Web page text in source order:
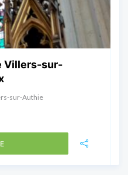
Villers-sur-
sur-Authie